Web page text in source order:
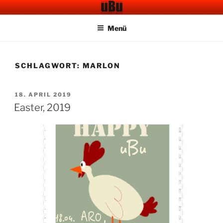
Zum
InhaltUBU CAFE BAR
Menü
SCHLAGWORT: MARLON
VERÖFFENTLICHT
AM
18. APRIL 2019
Easter, 2019